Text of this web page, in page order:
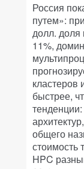
Россия
путем»:
долл. доля
11%,
кластеров
быстрее,
общего
стоимость
HPC